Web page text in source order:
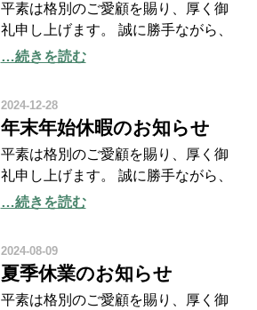
平素は格別のご愛顧を賜り、厚く御
礼申し上げます。 誠に勝手ながら、
夏季の休業日を下記のとおりとさせ
５年８月２０日（水） ※休業期間中
のSNS・ホームペ
…続きを読む
2024-12-28
年末年始休暇のお知らせ
平素は格別のご愛顧を賜り、厚く御
礼申し上げます。 誠に勝手ながら、
下記のとおり年末年始休暇とさせて
５年１月５日（日） ※休業期間中の
SNS・ホームペー
…続きを読む
2024-08-09
夏季休業のお知らせ
平素は格別のご愛顧を賜り、厚く御